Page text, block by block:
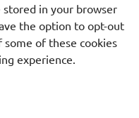
stored in your browser
the option to opt-out
of these cookies
experience.